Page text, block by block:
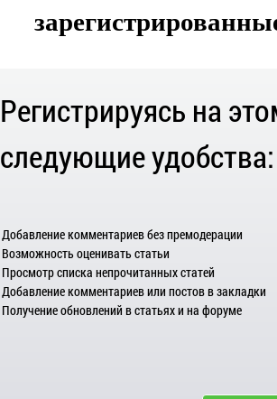
Регистрируясь на
следующие удобства:
Добавление комментариев без премодерации
Возможность оценивать статьи
Просмотр списка непрочитанных статей
Добавление комментариев или постов в закладки
Получение обновлений в статьях и на форуме